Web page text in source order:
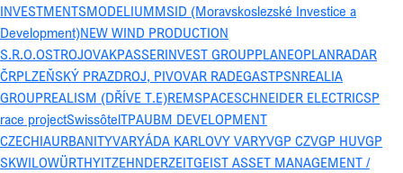
INVESTMENTSMODELIUMMSID (Moravskoslezské Investice a
Development)NEW WIND PRODUCTION
S.R.O.OSTROJOVAKPASSERINVEST GROUPPLANEOPLANRADAR
ČRPLZEŇSKÝ PRAZDROJ, PIVOVAR RADEGASTPSNREALIA
GROUPREALISM (DŘÍVE T.E)REMSPACESCHNEIDER ELECTRICSP
race projectSwissôtelTPAUBM DEVELOPMENT
CZECHIAURBANITYVARYÁDA KARLOVY VARYVGP CZVGP HUVGP
SKWILOWÜRTHYITZEHNDERZEITGEIST ASSET MANAGEMENT /